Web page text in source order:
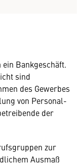
Bankgeschäft.
sind
des Gewerbes
von Personal-
der
zur
Ausmaß